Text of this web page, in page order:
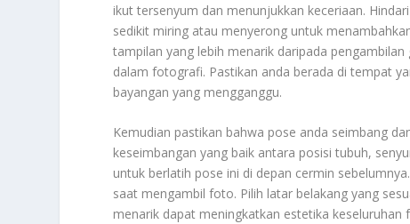
ikut tersenyum dan menunjukkan keceriaan.
sedikit miring atau menyerong untuk
tampilan yang lebih menarik daripada
dalam fotografi. Pastikan anda berada di tempat
bayangan yang mengganggu.
Kemudian pastikan bahwa pose anda seimbang
keseimbangan yang baik antara posisi tubuh,
untuk berlatih pose ini di depan cermin
saat mengambil foto. Pilih latar belakang yang
menarik dapat meningkatkan estetika